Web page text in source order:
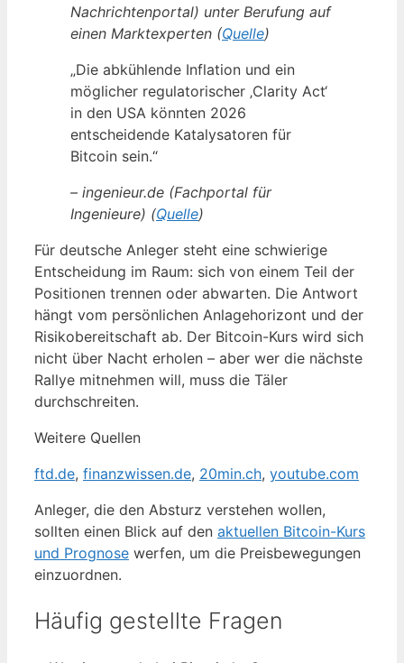
Nachrichtenportal) unter Berufung auf
einen Marktexperten (Quelle)
„Die abkühlende Inflation und ein
möglicher regulatorischer ‚Clarity Act‘
in den USA könnten 2026
entscheidende Katalysatoren für
Bitcoin sein.“
– ingenieur.de (Fachportal für
Ingenieure) (Quelle)
Für deutsche Anleger steht eine schwierige
Entscheidung im Raum: sich von einem Teil der
Positionen trennen oder abwarten. Die Antwort
hängt vom persönlichen Anlagehorizont und der
Risikobereitschaft ab. Der Bitcoin-Kurs wird sich
nicht über Nacht erholen – aber wer die nächste
Rallye mitnehmen will, muss die Täler
durchschreiten.
Weitere Quellen
ftd.de, finanzwissen.de, 20min.ch, youtube.com
Anleger, die den Absturz verstehen wollen,
sollten einen Blick auf den aktuellen Bitcoin-Kurs
und Prognose werfen, um die Preisbewegungen
einzuordnen.
Häufig gestellte Fragen